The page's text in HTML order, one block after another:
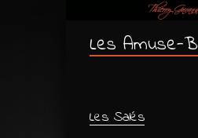
Les Amuse-
Les Salés